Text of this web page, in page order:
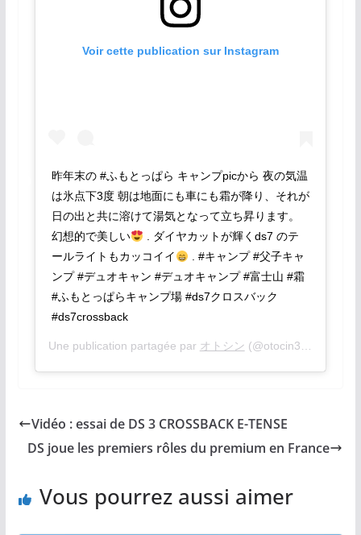
Voir cette publication sur Instagram
昨年末の #ふもとっぱら キャンプpicから 夜の気温
は氷点下3度 朝は地面にも車にも霜が降り、それが
日の出と共に溶けて湯気となって立ち昇ります。
幻想的で美しい
. ダイヤカットが輝くds7 のテ
ールライトもカッコイイ
. #キャンプ #父子キャ
ンプ #デュオキャン #デュオキャンプ #富士山 #霜
#ふもとっぱらキャンプ場 #ds7クロスバック
#ds7crossback
Une publication partagée par オトシン (@otocin398) le
Vidéo : essai de DS 3 CROSSBACK E-TENSE
DS joue les premiers rôles du premium en France
Vous pourrez aussi aimer